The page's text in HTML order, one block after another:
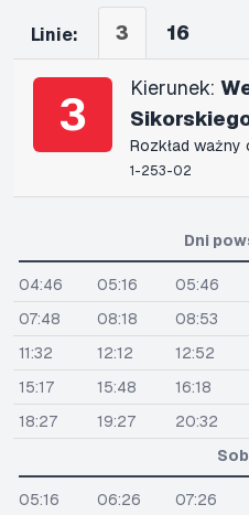
Linie: 3 16
3 Kierunek:
Rozkład
1-253-02
Dni
04:46 05:16 05:46
07:48
08:18 08:53
11:32
12:12 12:52
15:17
15:48 16:18
18:27
19:27 20:32
05:16 06:26 07:26